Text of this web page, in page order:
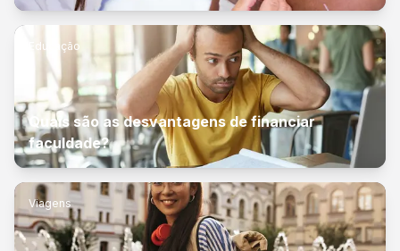
Educação
Quais são as desvantagens de financiar
faculdade?
Viagens